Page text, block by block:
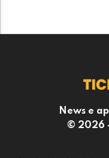
News e
© 2026